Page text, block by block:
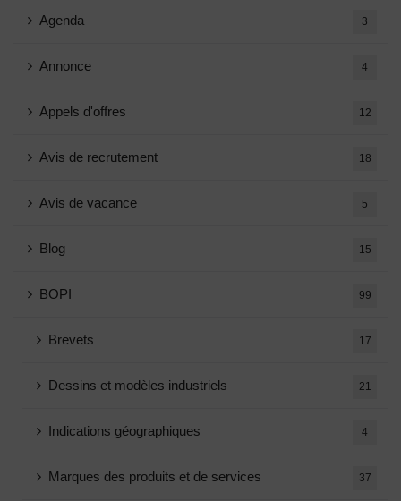
Agenda 3
Annonce 4
Appels d'offres 12
Avis de recrutement 18
Avis de vacance 5
Blog 15
BOPI 99
Brevets 17
Dessins et modèles industriels 21
Indications géographiques 4
Marques des produits et de services 37